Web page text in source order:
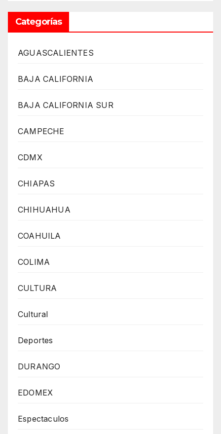
Categorías
AGUASCALIENTES
BAJA CALIFORNIA
BAJA CALIFORNIA SUR
CAMPECHE
CDMX
CHIAPAS
CHIHUAHUA
COAHUILA
COLIMA
CULTURA
Cultural
Deportes
DURANGO
EDOMEX
Espectaculos